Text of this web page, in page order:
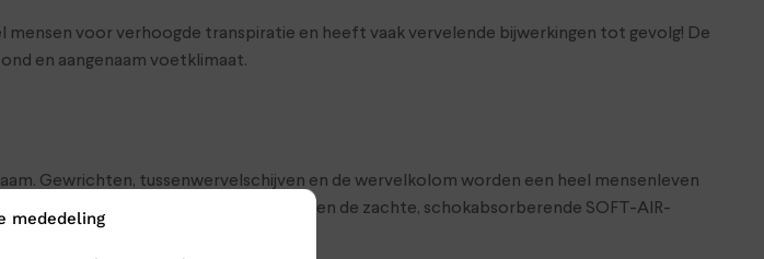
mededeling
voor verhoogde transpiratie en heeft vaak vervelende bijwerkingen tot gevolg! De
en aangenaam voetklimaat.
Gewrichten, tussenwervelschijven en de wervelkolom worden een heel mensenleven
Speciale schokdemping in de hiel en de zachte, schokabsorberende SOFT-AIR-
absoluut minimum